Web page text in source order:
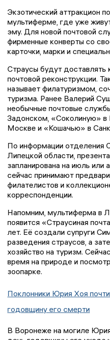
Экзотический аттракцион
мультиферме, где уже
эму. Для новой почтовой
фирменные конверты со
карточки, марки и
Страусы будут
почтовой реконструкции.
называет филатуризмом,
туризма. Ранее Валерий
необычные почтовые
Задонском, «Соколиную»
Москве и «Кошачью» в
По информации отделения
Липецкой области,
запланирована на июль или
сейчас принимают
филателистов и
корреспонденции.
Напомним, мультиферма в
появится «Страусиная
лет. Её создали супруги
разведения страусов, а
хозяйство на туризм.
время на природе и
зоопарке.
Поклонники Юрия Хоя
годовщину его смерти
В Воронеже на могиле